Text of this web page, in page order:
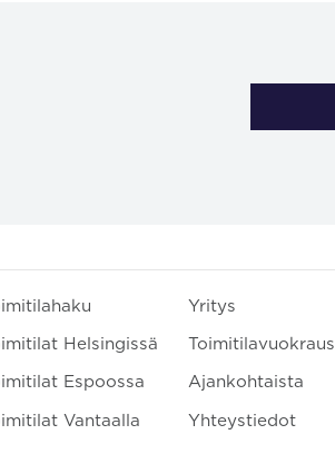
Helsingissä
Espoossa
Vantaalla
Yritys
Toimitilavuokraus
Ajankohtaista
Yhteystiedot